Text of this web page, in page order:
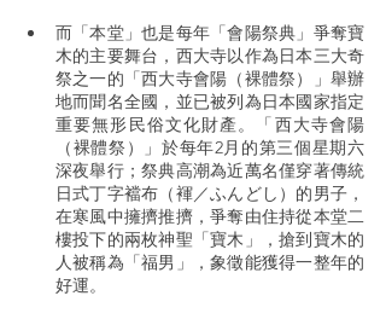
而「本堂」也是每年「會陽祭典」爭奪寶
木的主要舞台，西大寺以作為日本三大奇
祭之一的「西大寺會陽（裸體祭）」舉辦
地而聞名全國，並已被列為日本國家指定
重要無形民俗文化財產。「西大寺會陽
（裸體祭）」於每年2月的第三個星期六
深夜舉行；祭典高潮為近萬名僅穿著傳統
日式丁字襠布（褌／ふんどし）的男子，
在寒風中擁擠推擠，爭奪由住持從本堂二
樓投下的兩枚神聖「寶木」，搶到寶木的
人被稱為「福男」，象徵能獲得一整年的
好運。